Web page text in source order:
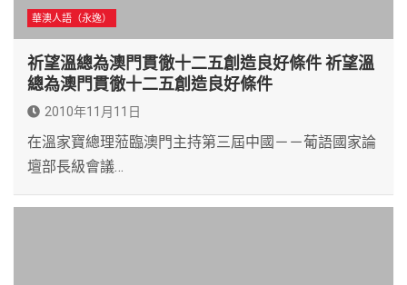
華澳人語（永逸）
祈望溫總為澳門貫徹十二五創造良好條件 祈望溫
總為澳門貫徹十二五創造良好條件
2010年11月11日
在溫家寶總理蒞臨澳門主持第三屆中國－－葡語國家論
壇部長級會議…